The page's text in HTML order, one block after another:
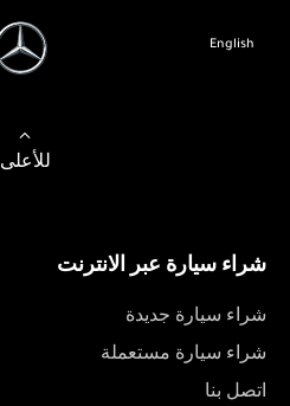
English
للأعلى
شراء سيارة عبر الانترنت
شراء سيارة جديدة
شراء سيارة مستعملة
اتصل بنا